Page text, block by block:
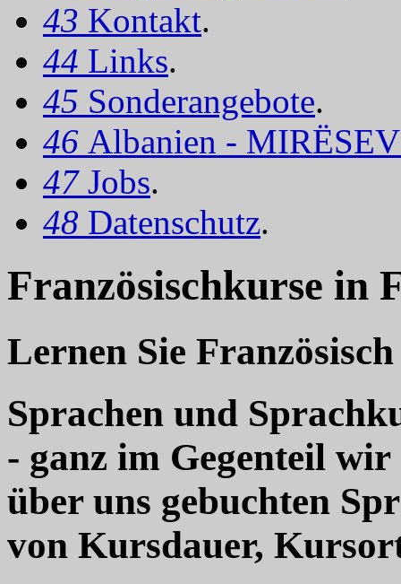
43 Kontakt.
44 Links.
45 Sonderangebote.
46 Albanien -
47 Jobs.
48 Datenschutz.
Französischkurse in
Lernen Sie
Sprachen und
- ganz im Gegenteil
über uns gebuchten
von Kursdauer,